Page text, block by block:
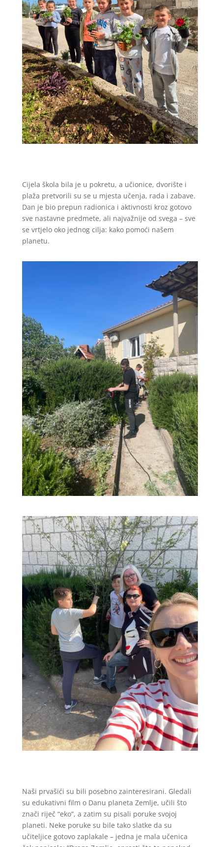
Cijela škola bila je u pokretu, a učionice, dvorište i
plaža pretvorili su se u mjesta učenja, rada i zabave.
Dan je bio prepun radionica i aktivnosti kroz gotovo
sve nastavne predmete, ali najvažnije od svega – sve
se vrtjelo oko jednog cilja: kako pomoći našem
planetu.
Naši prvašići su bili posebno zainteresirani. Gledali
su edukativni film o Danu planeta Zemlje, učili što
znači riječ “eko”, a zatim su pisali poruke svojoj
planeti. Neke poruke su bile tako slatke da su
učiteljice gotovo zaplakale – jedna je mala učenica